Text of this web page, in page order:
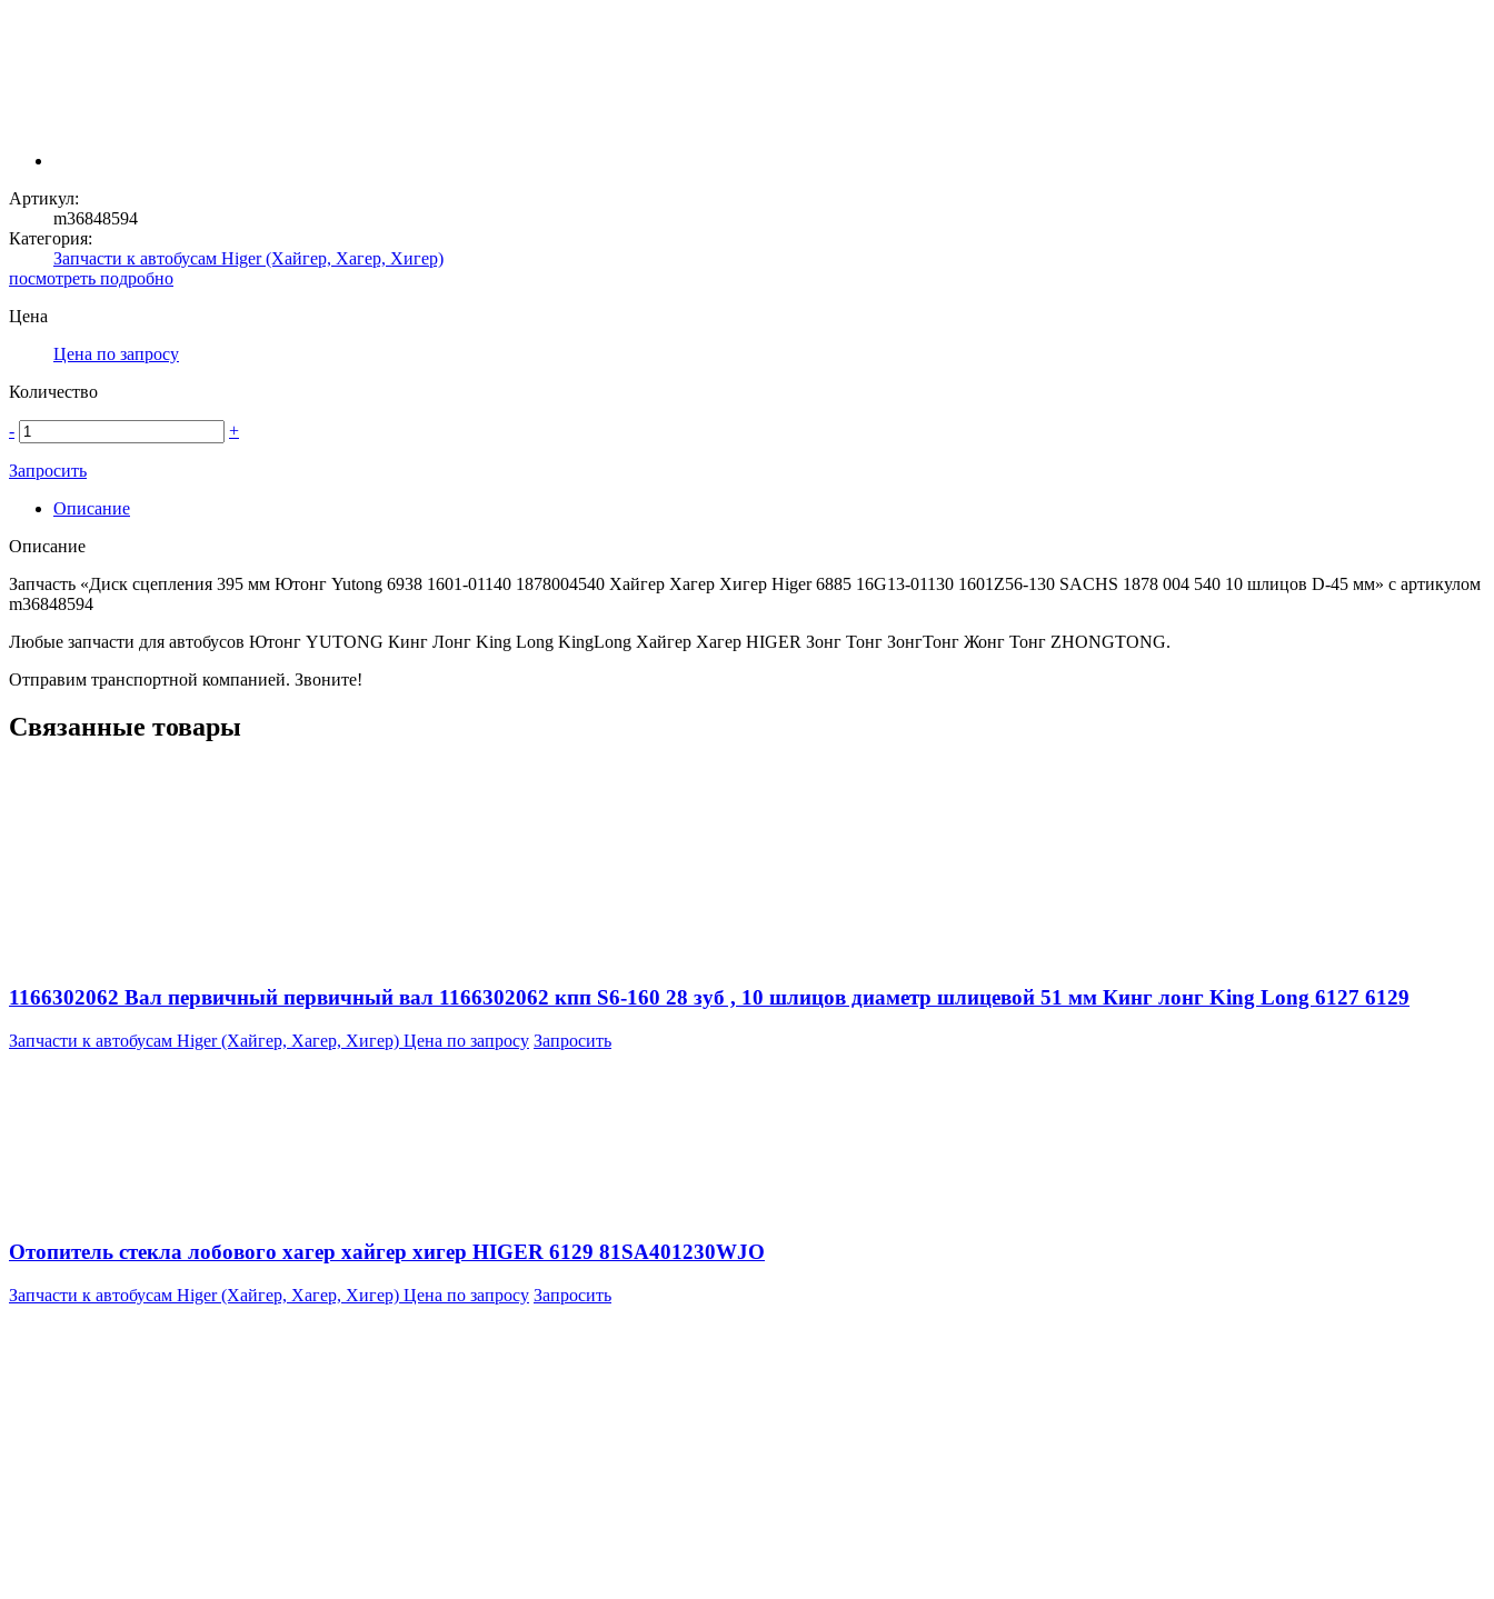
Артикул:
m36848594
Категория:
Запчасти к автобусам Higer (Хайгер, Хагер, Хигер)
посмотреть подробно
Цена
Цена по запросу
Количество
- +
Запросить
Описание
Описание
Запчасть «Диск сцепления 395 мм Ютонг Yutong 6938 1601-01140 1878004540 Хайгер Хагер Хигер Higer 6885 16G13-01130 1601Z56-130 SACHS 1878 004 540 10 шлицов D-45 мм» с артикулом
m36848594
Любые запчасти для автобусов Ютонг YUTONG Кинг Лонг King Long KingLong Хайгер Хагер HIGER Зонг Тонг ЗонгТонг Жонг Тонг ZHONGTONG.
Отправим транспортной компанией. Звоните!
Связанные товары
1166302062 Вал первичный первичный вал 1166302062 кпп S6-160 28 зуб , 10 шлицов диаметр шлицевой 51 мм Кинг лонг King Long 6127 6129
Запчасти к автобусам Higer (Хайгер, Хагер, Хигер) Цена по запросу Запросить
Отопитель стекла лобового хагер хайгер хигер HIGER 6129 81SA401230WJO
Запчасти к автобусам Higer (Хайгер, Хагер, Хигер) Цена по запросу Запросить